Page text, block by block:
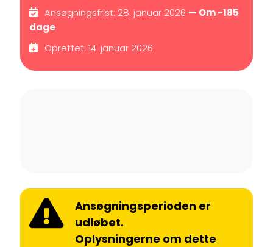
Ansøgningsfrist: 28. januar 2026 — Om -185
dage
Oprettet: 14. januar 2026
Ansøgningsperioden er
udløbet.
Oplysningerne om dette